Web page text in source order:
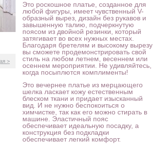
Это роскошное платье, созданное для
любой фигуры, имеет чувственный V-
образный вырез, дизайн без рукавов и
завышенную талию, подчеркнутую
поясом из двойной резинки, который
затягивает во всех нужных местах.
Благодаря бретелям и высокому вырезу
вы сможете продемонстрировать свой
стиль на любом летнем, весеннем или
осеннем мероприятии. Не удивляйтесь,
когда посыплются комплименты!
Это вечернее платье из мерцающего
шелка ласкает кожу естественным
блеском ткани и придает изысканный
вид. И не нужно беспокоиться о
химчистке, так как его можно стирать в
машине. Эластичный пояс
обеспечивает идеальную посадку, а
конструкция без подкладки
обеспечивает легкий комфорт.
>